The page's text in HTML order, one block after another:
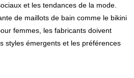
et les tendances de la mode.
de maillots de bain comme le bikini
femmes, les fabricants doivent
styles émergents et les préférences